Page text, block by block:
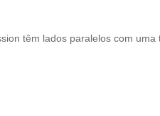
têm lados paralelos com